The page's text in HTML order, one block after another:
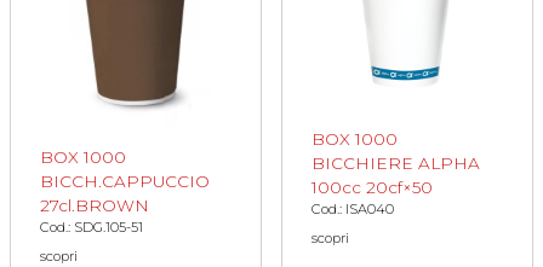
BOX 1000
BICCH.CAPPUCCIO
27cl.BROWN
Cod.: SDG.105-51
scopri
BOX 1000
BICCHIERE ALPHA
100cc 20cf×50
Cod.: ISA040
scopri